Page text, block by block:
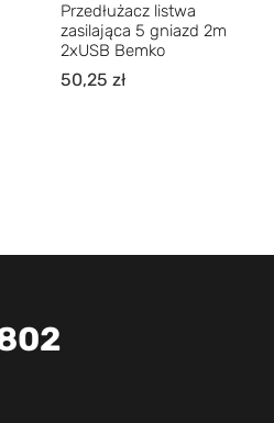
Przedłużacz listwa
zasilająca 5 gniazd 2m
2xUSB Bemko
50,25 zł